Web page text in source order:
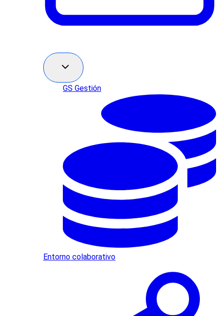
GS Gestión
Entorno colaborativo